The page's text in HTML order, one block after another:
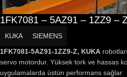
1FK7081 – 5AZ91 – 1ZZ9 –
KUKA
SIEMENS
1FK7081-5AZ91-1ZZ9-Z, KUKA
servo motordur. Yüksek tork ve hassas
uygulamalarda üstün performans sağlar.